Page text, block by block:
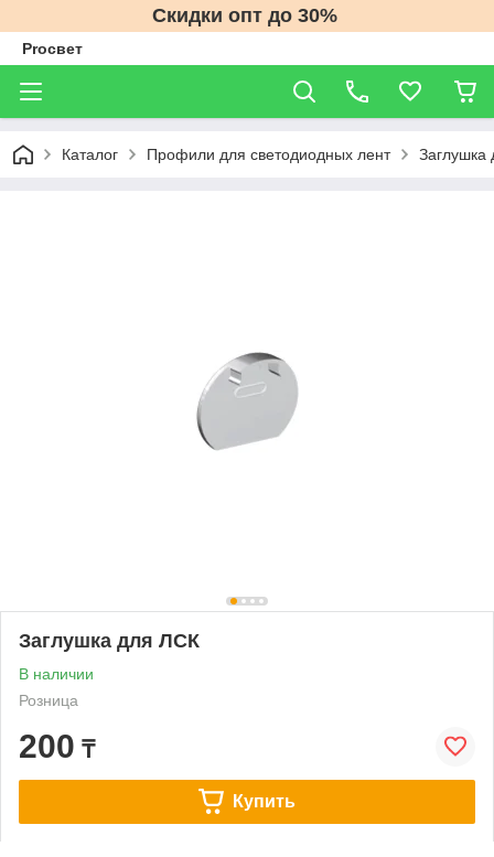
Скидки опт до 30%
Proсвет
Каталог Профили для светодиодных лент Заглушка
Заглушка для ЛСК
В наличии
Розница
200 ₸
Купить